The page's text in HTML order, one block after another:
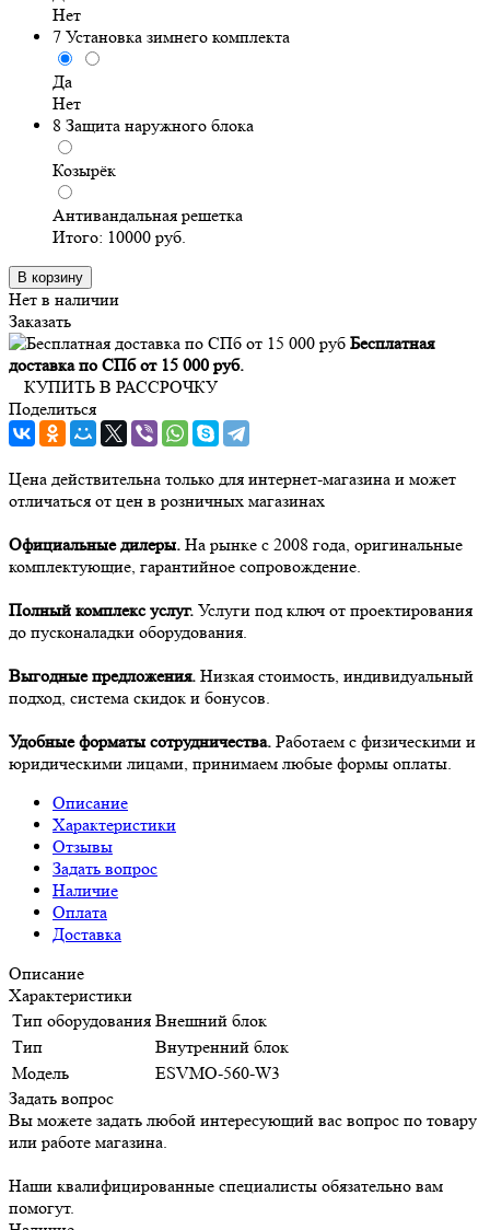
Нет
7 Установка зимнего комплекта
Да
Нет
8 Защита наружного блока
Козырёк
Антивандальная решетка
Итого: 10000 руб.
В корзину
Нет в наличии
Заказать
Бесплатная
доставка по СПб от 15 000 руб.
КУПИТЬ В РАССРОЧКУ
Поделиться
Цена действительна только для интернет-магазина и может
отличаться от цен в розничных магазинах
Официальные дилеры. На рынке с 2008 года, оригинальные
комплектующие, гарантийное сопровождение.
Полный комплекс услуг. Услуги под ключ от проектирования
до пусконаладки оборудования.
Выгодные предложения. Низкая стоимость, индивидуальный
подход, система скидок и бонусов.
Удобные форматы сотрудничества. Работаем с физическими и
юридическими лицами, принимаем любые формы оплаты.
Описание
Характеристики
Отзывы
Задать вопрос
Наличие
Оплата
Доставка
Описание
Характеристики
Тип оборудования Внешний блок
Тип
Внутренний блок
Модель
ESVMO-560-W3
Задать вопрос
Вы можете задать любой интересующий вас вопрос по товару
или работе магазина.
Наши квалифицированные специалисты обязательно вам
помогут.